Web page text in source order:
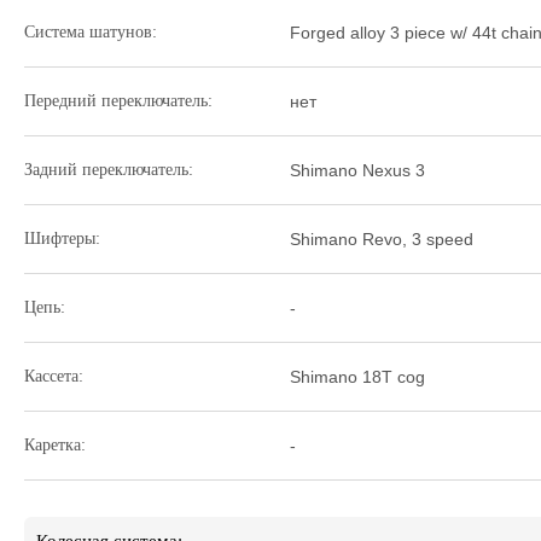
Система шатунов: Forged alloy 3 piece w/ 44t
Передний переключатель: нет
Задний переключатель: Shimano Nexus 3
Шифтеры: Shimano Revo, 3 speed
Цепь: -
Кассета: Shimano 18T cog
Каретка: -